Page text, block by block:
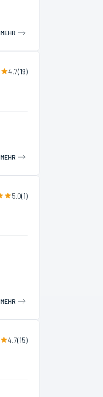
MEHR
4.7(19)
MEHR
5.0(1)
MEHR
4.7(15)